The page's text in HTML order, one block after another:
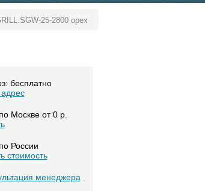
25-2800 орех
бесплатно
Москве от 0 р.
России
стоимость
менеджера